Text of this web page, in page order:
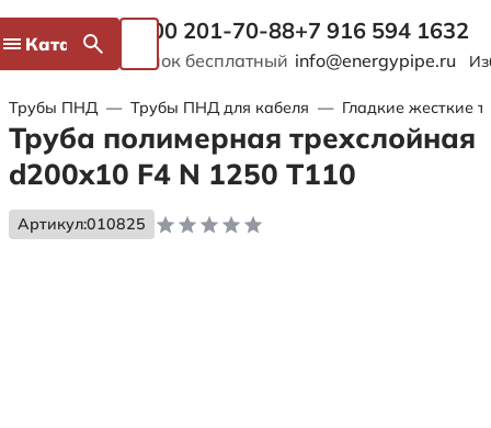
Каталог 8 800 201-70-88
Звонок бесплатный
+7 916 594 1632
info@energypipe.ru
Трубы ПНД — Трубы ПНД для кабеля — Гладкие жесткие
Труба полимерная трехслойная
d200x10 F4 N 1250 Т110
Артикул:010825